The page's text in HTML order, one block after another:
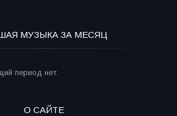
МУЗЫКА ЗА МЕСЯЦ
период нет.
О САЙТЕ